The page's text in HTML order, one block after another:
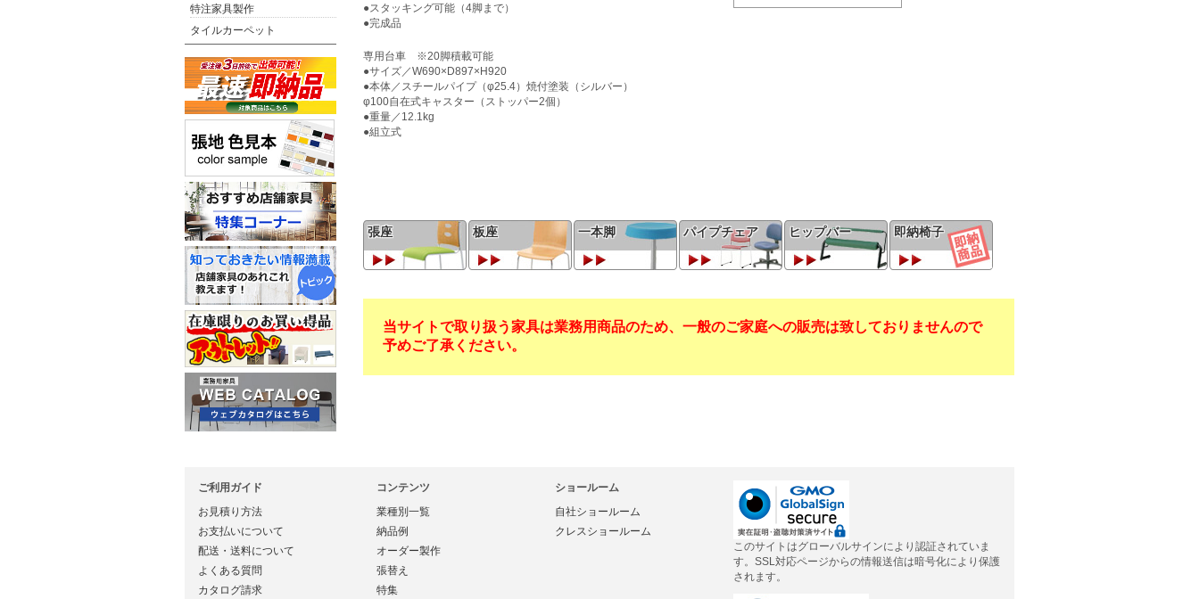
●スタッキング可能（4脚まで）
●完成品
専用台車 ※20脚積載可能
●サイズ／W690×D897×H920
●本体／スチールパイプ（φ25.4）焼付塗装（シルバー）
φ100自在式キャスター（ストッパー2個）
●重量／12.1kg
●組立式
張座 板座 一本脚 パイプチェア ヒップバー 即納椅子
当サイトで取り扱う家具は業務用商品のため、一般のご家庭への販売は致しておりませんので
予めご了承ください。
特注家具製作
タイルカーペット
ご利用ガイド
お見積り方法
お支払いについて
配送・送料について
よくある質問
カタログ請求
コンテンツ
業種別一覧
納品例
オーダー製作
張替え
特集
ショールーム
自社ショールーム
クレスショールーム
このサイトはグローバルサインにより認証されていま
す。SSL対応ページからの情報送信は暗号化により保護
されます。